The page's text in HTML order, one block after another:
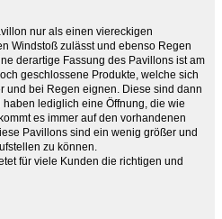
nur als einen viereckigen
Windstoß zulässt und ebenso Regen
derartige Fassung des Pavillons ist am
geschlossene Produkte, welche sich
und bei Regen eignen. Diese sind dann
lediglich eine Öffnung, die wie
es immer auf den vorhandenen
Pavillons sind ein wenig größer und
zu können.
für viele Kunden die richtigen und